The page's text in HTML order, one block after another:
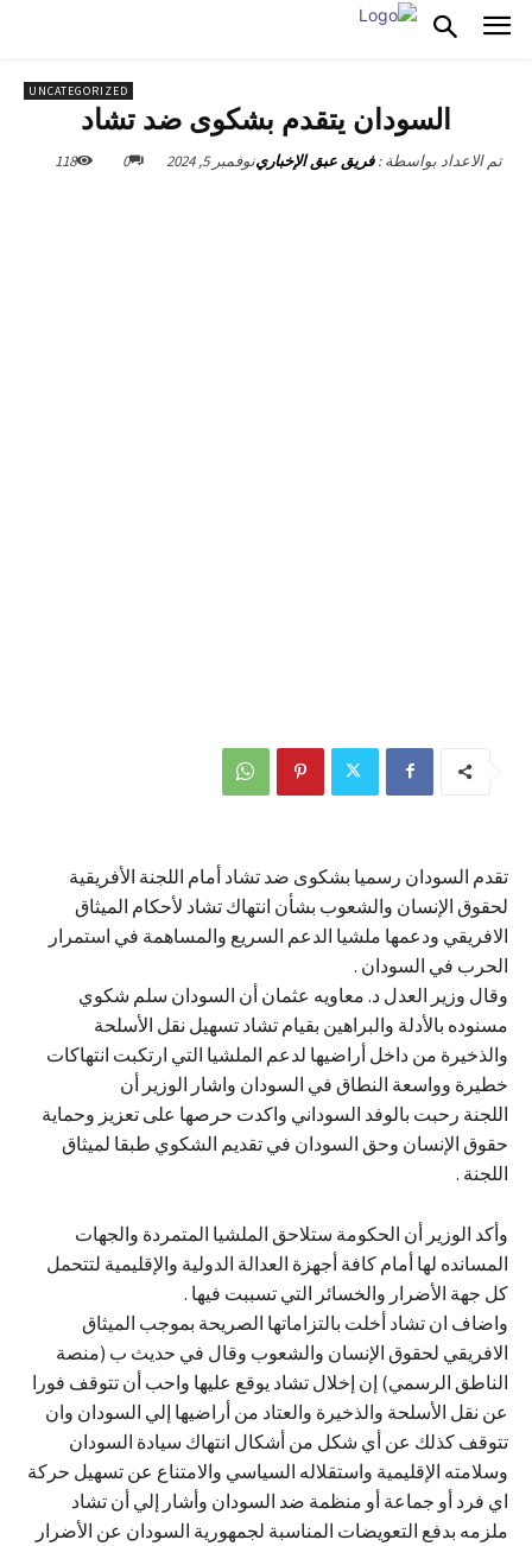
UNCATEGORIZED
السودان يتقدم بشكوى ضد تشاد
تم الاعداد بواسطة : فريق عبق الإخبارينوفمبر 5, 2024 0
118
تقدم السودان رسميا بشكوى ضد تشاد أمام اللجنة الأفريقية
لحقوق الإنسان والشعوب بشأن انتهاك تشاد لأحكام الميثاق
الافريقي ودعمها ملشيا الدعم السريع والمساهمة في استمرار
الحرب في السودان .
وقال وزير العدل د. معاويه عثمان أن السودان سلم شكوي
مسنوده بالأدلة والبراهين بقيام تشاد تسهيل نقل الأسلحة
والذخيرة من داخل أراضيها لدعم الملشيا التي ارتكبت انتهاكات
خطيرة وواسعة النطاق في السودان واشار الوزير أن
اللجنة رحبت بالوفد السوداني واكدت حرصها على تعزيز وحماية
حقوق الإنسان وحق السودان في تقديم الشكوي طبقا لميثاق
اللجنة .
وأكد الوزير أن الحكومة ستلاحق الملشيا المتمردة والجهات
المسانده لها أمام كافة أجهزة العدالة الدولية والإقليمية لتتحمل
كل جهة الأضرار والخسائر التي تسببت فيها .
واضاف ان تشاد أخلت بالتزاماتها الصريحة بموجب الميثاق
الافريقي لحقوق الإنسان والشعوب وقال في حديث ب (منصة
الناطق الرسمي) إن إخلال تشاد يوقع عليها واحب أن تتوقف فورا
عن نقل الأسلحة والذخيرة والعتاد من أراضيها إلي السودان وان
تتوقف كذلك عن أي شكل من أشكال انتهاك سيادة السودان
وسلامته الإقليمية واستقلاله السياسي والامتناع عن تسهيل حركة
اي فرد أو جماعة أو منظمة ضد السودان وأشار إلي أن تشاد
ملزمه بدفع التعويضات المناسبة لجمهورية السودان عن الأضرار